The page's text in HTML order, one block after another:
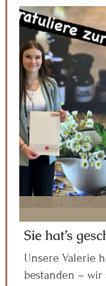
Sie hat’s
Unsere Valerie
bestanden – wir